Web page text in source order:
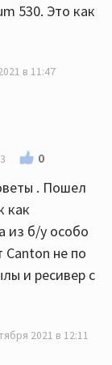
530. Это как
в 11:47
0
. Пошел
как
из б/у особо
Canton не по
и ресивер с
2021 в 12:11